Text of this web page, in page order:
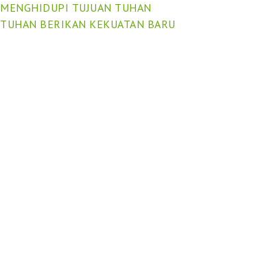
MENGHIDUPI TUJUAN TUHAN
TUHAN BERIKAN KEKUATAN BARU